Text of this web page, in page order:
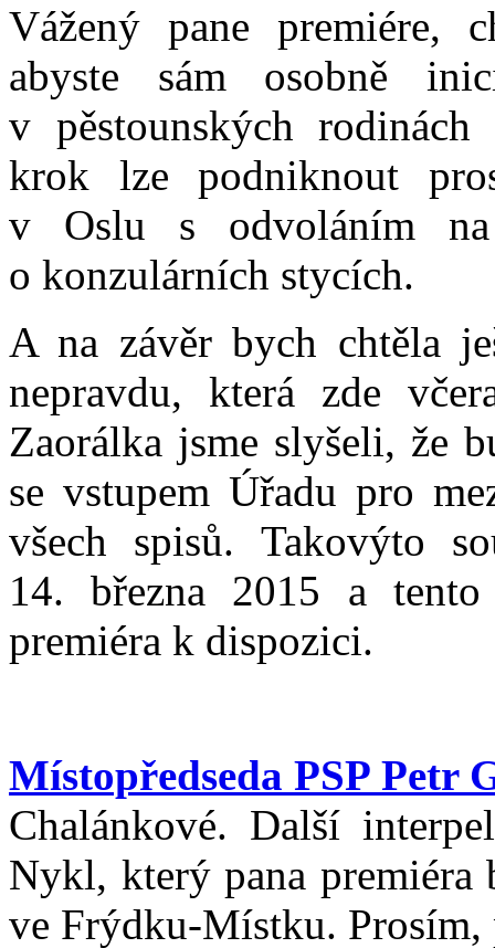
Vážený pane premiére,
abyste sám osobně
v pěstounských rodinách
krok lze podniknout
v Oslu s odvoláním
o konzulárních stycích.
A na závěr bych chtěla
nepravdu, která zde
Zaorálka jsme slyšeli, že
se vstupem Úřadu pro
všech spisů. Takovýto
14. března 2015 a
premiéra k dispozici.
Místopředseda PSP Petr
Chalánkové. Další
Nykl, který pana premiéra
ve Frýdku-Místku. Prosím,